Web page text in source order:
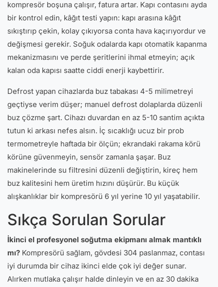
kompresör boşuna çalışır, fatura artar. Kapı contasını ayda
bir kontrol edin, kâğıt testi yapın: kapı arasına kâğıt
sıkıştırıp çekin, kolay çıkıyorsa conta hava kaçırıyordur ve
değişmesi gerekir. Soğuk odalarda kapı otomatik kapanma
mekanizmasını ve perde şeritlerini ihmal etmeyin; açık
kalan oda kapısı saatte ciddi enerji kaybettirir.
Defrost yapan cihazlarda buz tabakası 4-5 milimetreyi
geçtiyse verim düşer; manuel defrost dolaplarda düzenli
buz çözme şart. Cihazı duvardan en az 5-10 santim açıkta
tutun ki arkası nefes alsın. İç sıcaklığı ucuz bir prob
termometreyle haftada bir ölçün; ekrandaki rakama körü
körüne güvenmeyin, sensör zamanla şaşar. Buz
makinelerinde su filtresini düzenli değiştirin, kireç hem
buz kalitesini hem üretim hızını düşürür. Bu küçük
alışkanlıklar bir kompresörü 6 yıl yerine 10 yıl yaşatabilir.
Sıkça Sorulan Sorular
İkinci el profesyonel soğutma ekipmanı almak mantıklı
mı? Kompresörü sağlam, gövdesi 304 paslanmaz, contası
iyi durumda bir cihaz ikinci elde çok iyi değer sunar.
Alırken mutlaka çalışır halde dinleyin ve en az 30 dakika